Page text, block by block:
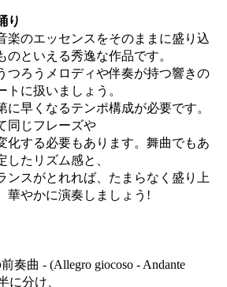
り
のエッセンスをそのままに盛り込
のといえる秀逸な作品です。
つろうメロディや伴奏が持つ響きの
に扱いましょう。
に早くなるテンポ構成が必要です。
同じフレーズや
化する必要もあります。舞曲でもあ
したリズム感と、
ンスがとれれば、たまらなく盛り上
華やかに演奏しましょう!
奏曲 - (Allegro giocoso - Andante
に分け、